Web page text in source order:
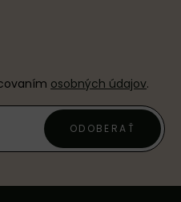
osobných údajov.
ODOBERAŤ